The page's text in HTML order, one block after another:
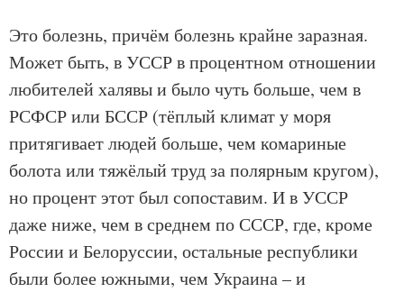
Это болезнь, причём болезнь крайне заразная.
Может быть, в УССР в процентном отношении
любителей халявы и было чуть больше, чем в
РСФСР или БССР (тёплый климат у моря
притягивает людей больше, чем комариные
болота или тяжёлый труд за полярным кругом),
но процент этот был сопоставим. И в УССР
даже ниже, чем в среднем по СССР, где, кроме
России и Белоруссии, остальные республики
были более южными, чем Украина – и